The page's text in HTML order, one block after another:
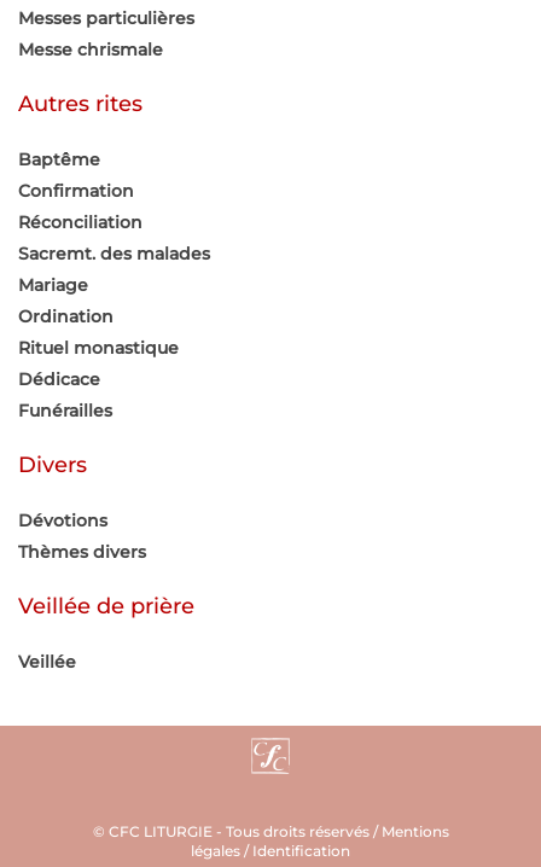
Messes particulières
Messe chrismale
Autres rites
Baptême
Confirmation
Réconciliation
Sacremt. des malades
Mariage
Ordination
Rituel monastique
Dédicace
Funérailles
Divers
Dévotions
Thèmes divers
Veillée de prière
Veillée
© CFC LITURGIE - Tous droits réservés / Mentions
légales / Identification